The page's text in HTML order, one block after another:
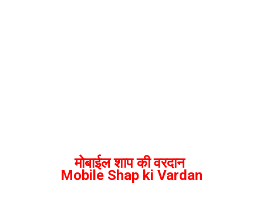
मोबाईल शाप की वरदान
Mobile Shap ki Vardan